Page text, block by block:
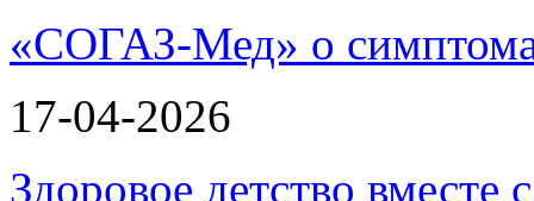
«СОГАЗ-Мед» о
17-04-2026
Здоровое детство